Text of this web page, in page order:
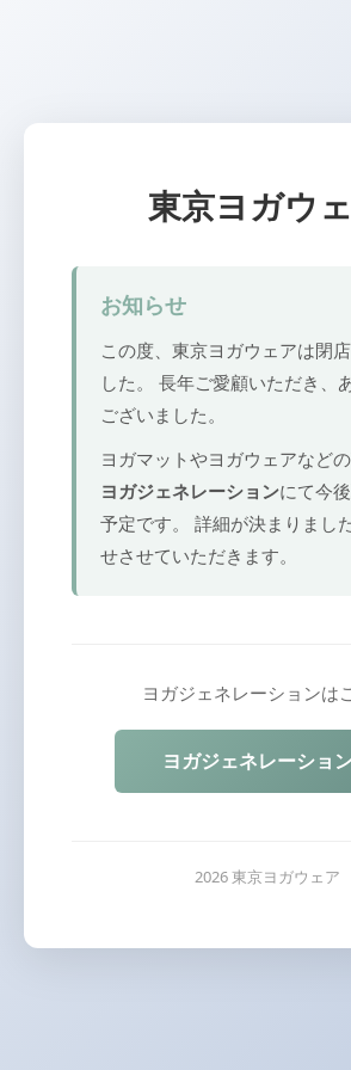
東京ヨガウ
お知らせ
この度、東京ヨガウェアは閉
した。 長年ご愛顧いただき、
ございました。
ヨガマットやヨガウェアなどの
ヨガジェネレーションにて今
予定です。 詳細が決まりまし
せさせていただきます。
ヨガジェネレーションは
ヨガジェネレーショ
2026 東京ヨガウェア